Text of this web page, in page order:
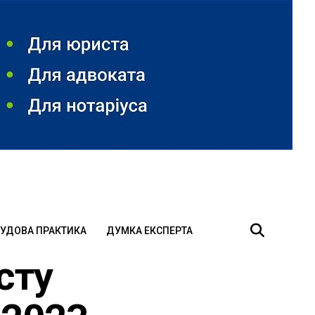
ПРАКТИКА ДУМКА ЕКСПЕРТА